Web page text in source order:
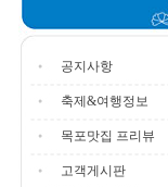
공지사항
축제&여행정보
목포맛집 프리뷰
고객게시판